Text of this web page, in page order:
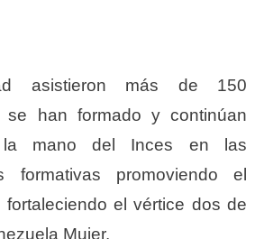
asistieron más de 150
se han formado y continúan
la mano del Inces en las
formativas promoviendo el
fortaleciendo el vértice dos de
Mujer.